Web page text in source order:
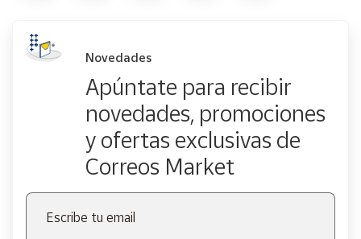
Novedades
Apúntate para recibir
novedades, promociones
y ofertas exclusivas de
Correos Market
Escribe tu email